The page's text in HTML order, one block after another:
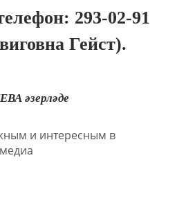
293-02-91
Гейст).
әзерләде
и интересным в